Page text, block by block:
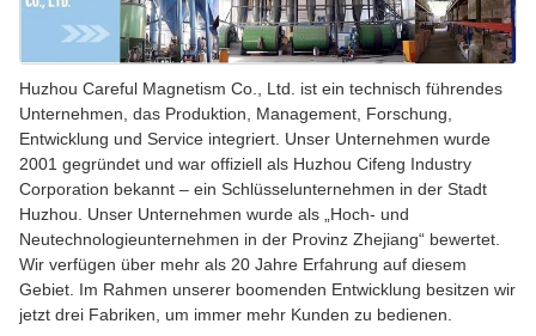
Huzhou Careful Magnetism Co., Ltd. ist ein technisch führendes
Unternehmen, das Produktion, Management, Forschung,
Entwicklung und Service integriert. Unser Unternehmen wurde
2001 gegründet und war offiziell als Huzhou Cifeng Industry
Corporation bekannt – ein Schlüsselunternehmen in der Stadt
Huzhou. Unser Unternehmen wurde als „Hoch- und
Neutechnologieunternehmen in der Provinz Zhejiang“ bewertet.
Wir verfügen über mehr als 20 Jahre Erfahrung auf diesem
Gebiet. Im Rahmen unserer boomenden Entwicklung besitzen wir
jetzt drei Fabriken, um immer mehr Kunden zu bedienen.